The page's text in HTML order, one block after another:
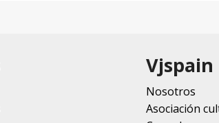
Vjspain
Nosotros
Asociación